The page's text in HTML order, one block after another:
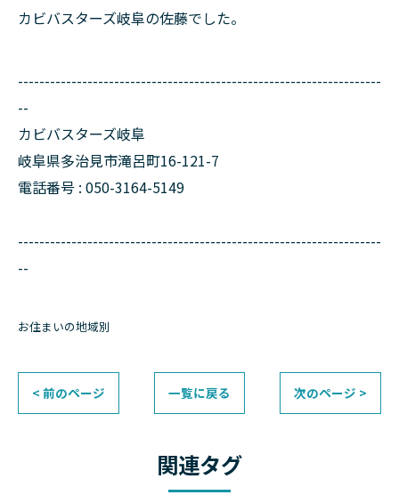
カビバスターズ岐阜の佐藤でした。
--------------------------------------------------------------------
--
カビバスターズ岐阜
岐阜県多治見市滝呂町16-121-7
電話番号 : 050-3164-5149
--------------------------------------------------------------------
--
お住まいの地域別
< 前のページ 一覧に戻る 次のページ >
関連タグ